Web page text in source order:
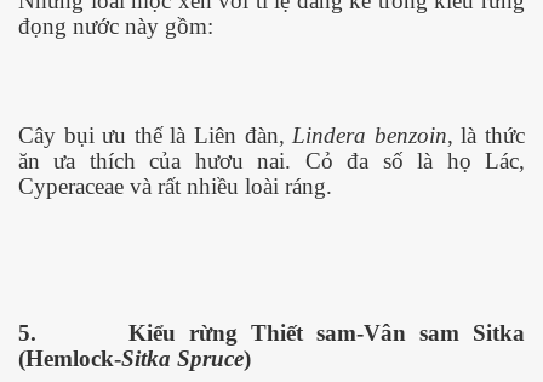
đọng nước này gồm:
Cây bụi ưu thế là Liên đàn, Lindera benzoin, là thức
ăn ưa thích của hươu nai. Cỏ đa số là họ Lác,
Cyperaceae và rất nhiều loài ráng.
5.
Kiểu rừng Thiết sam-Vân sam Sitka
(Hemlock-Sitka Spruce)